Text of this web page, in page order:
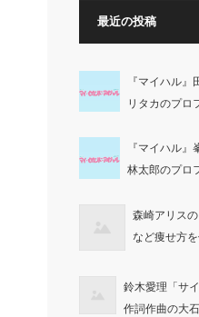
最近の投稿
『マイハル
リタカのプロ
『マイハル
林太郎のプロ
森崎アリス
など痩せ方を
鈴木愛理「サ
作詞作曲の大